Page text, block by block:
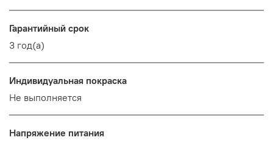
Гарантийный срок
3 год(а)
Индивидуальная покраска
Не выполняется
Напряжение питания